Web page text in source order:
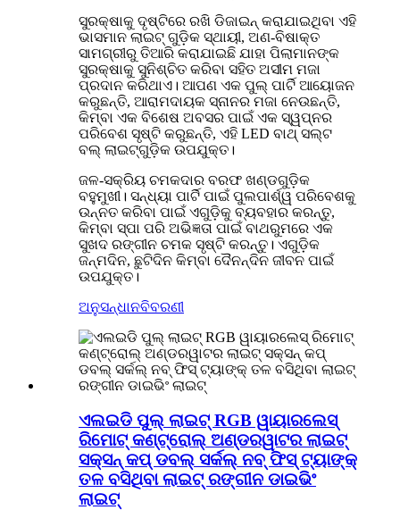
ସୁରକ୍ଷାକୁ ଦୃଷ୍ଟିରେ ରଖି ଡିଜାଇନ୍ କରାଯାଇଥିବା ଏହି
ଭାସମାନ ଲାଇଟ୍ ଗୁଡ଼ିକ ସ୍ଥାୟୀ, ଅଣ-ବିଷାକ୍ତ
ସାମଗ୍ରୀରୁ ତିଆରି କରାଯାଇଛି ଯାହା ପିଲାମାନଙ୍କ
ସୁରକ୍ଷାକୁ ସୁନିଶ୍ଚିତ କରିବା ସହିତ ଅସୀମ ମଜା
ପ୍ରଦାନ କରିଥାଏ। ଆପଣ ଏକ ପୁଲ୍ ପାର୍ଟି ଆୟୋଜନ
କରୁଛନ୍ତି, ଆରାମଦାୟକ ସ୍ନାନର ମଜା ନେଉଛନ୍ତି,
କିମ୍ବା ଏକ ବିଶେଷ ଅବସର ପାଇଁ ଏକ ସ୍ୱପ୍ନର
ପରିବେଶ ସୃଷ୍ଟି କରୁଛନ୍ତି, ଏହି LED ବାଥ୍ ସଲ୍ଟ
ବଲ୍ ଲାଇଟ୍ଗୁଡ଼ିକ ଉପଯୁକ୍ତ।
ଜଳ-ସକ୍ରିୟ ଚମକଦାର ବରଫ ଖଣ୍ଡଗୁଡ଼ିକ
ବହୁମୁଖୀ। ସନ୍ଧ୍ୟା ପାର୍ଟି ପାଇଁ ପୁଲପାର୍ଶ୍ୱ ପରିବେଶକୁ
ଉନ୍ନତ କରିବା ପାଇଁ ଏଗୁଡ଼ିକୁ ବ୍ୟବହାର କରନ୍ତୁ,
କିମ୍ବା ସ୍ପା ପରି ଅଭିଜ୍ଞତା ପାଇଁ ବାଥରୁମରେ ଏକ
ସୁଖଦ ରଙ୍ଗୀନ ଚମକ ସୃଷ୍ଟି କରନ୍ତୁ। ଏଗୁଡ଼ିକ
ଜନ୍ମଦିନ, ଛୁଟିଦିନ କିମ୍ବା ଦୈନନ୍ଦିନ ଜୀବନ ପାଇଁ
ଉପଯୁକ୍ତ।
ଅନୁସନ୍ଧାନବିବରଣୀ
ଏଲଇଡି ପୁଲ୍ ଲାଇଟ୍ RGB ୱାୟାରଲେସ୍
ରିମୋଟ୍ କଣ୍ଟ୍ରୋଲ୍ ଅଣ୍ଡରୱାଟର ଲାଇଟ୍
ସକ୍ସନ୍ କପ୍ ଡବଲ୍ ସର୍କଲ୍ ନବ୍ ଫିସ୍ ଟ୍ୟାଙ୍କ୍
ତଳ ବସିଥିବା ଲାଇଟ୍ ରଙ୍ଗୀନ ଡାଇଭିଂ
ଲାଇଟ୍